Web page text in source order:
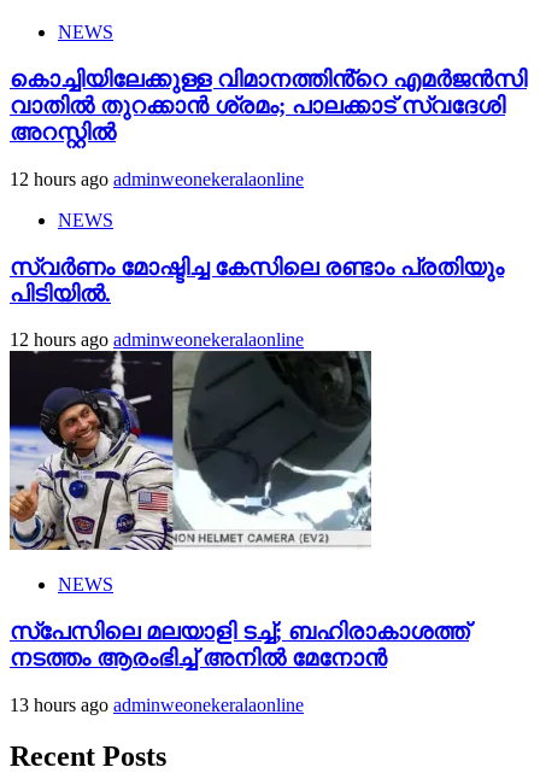
NEWS
കൊച്ചിയിലേക്കുള്ള വിമാനത്തിൻ്റെ എമര്‍ജന്‍സി
വാതില്‍ തുറക്കാന്‍ ശ്രമം; പാലക്കാട് സ്വദേശി
അറസ്റ്റില്‍
12 hours ago adminweonekeralaonline
NEWS
സ്വർണം മോഷ്ടിച്ച കേസിലെ രണ്ടാം പ്രതിയും
പിടിയിൽ.
12 hours ago adminweonekeralaonline
NEWS
സ്‌പേസിലെ മലയാളി ടച്ച്; ബഹിരാകാശത്ത്
നടത്തം ആരംഭിച്ച് അനില്‍ മേനോന്‍
13 hours ago adminweonekeralaonline
Recent Posts